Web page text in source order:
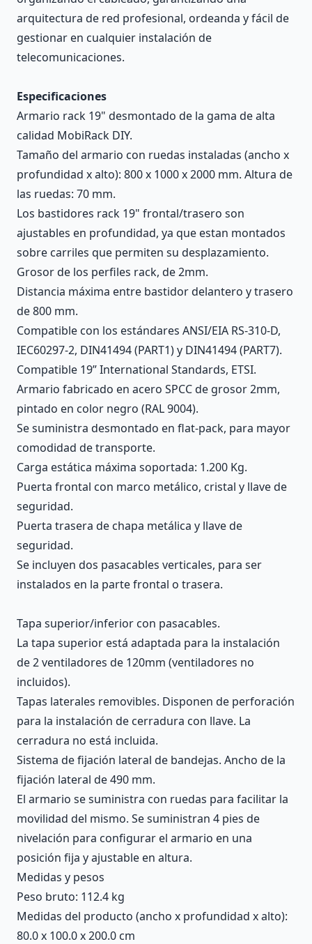
arquitectura de red profesional, ordeanda y fácil de
gestionar en cualquier instalación de
telecomunicaciones.
Especificaciones
Armario rack 19" desmontado de la gama de alta
calidad MobiRack DIY.
Tamaño del armario con ruedas instaladas (ancho x
profundidad x alto): 800 x 1000 x 2000 mm. Altura de
las ruedas: 70 mm.
Los bastidores rack 19" frontal/trasero son
ajustables en profundidad, ya que estan montados
sobre carriles que permiten su desplazamiento.
Grosor de los perfiles rack, de 2mm.
Distancia máxima entre bastidor delantero y trasero
de 800 mm.
Compatible con los estándares ANSI/EIA RS-310-D,
IEC60297-2, DIN41494 (PART1) y DIN41494 (PART7).
Compatible 19” International Standards, ETSI.
Armario fabricado en acero SPCC de grosor 2mm,
pintado en color negro (RAL 9004).
Se suministra desmontado en flat-pack, para mayor
comodidad de transporte.
Carga estática máxima soportada: 1.200 Kg.
Puerta frontal con marco metálico, cristal y llave de
seguridad.
Puerta trasera de chapa metálica y llave de
seguridad.
Se incluyen dos pasacables verticales, para ser
instalados en la parte frontal o trasera.
Tapa superior/inferior con pasacables.
La tapa superior está adaptada para la instalación
de 2 ventiladores de 120mm (ventiladores no
incluidos).
Tapas laterales removibles. Disponen de perforación
para la instalación de cerradura con llave. La
cerradura no está incluida.
Sistema de fijación lateral de bandejas. Ancho de la
fijación lateral de 490 mm.
El armario se suministra con ruedas para facilitar la
movilidad del mismo. Se suministran 4 pies de
nivelación para configurar el armario en una
posición fija y ajustable en altura.
Medidas y pesos
Peso bruto: 112.4 kg
Medidas del producto (ancho x profundidad x alto):
80.0 x 100.0 x 200.0 cm